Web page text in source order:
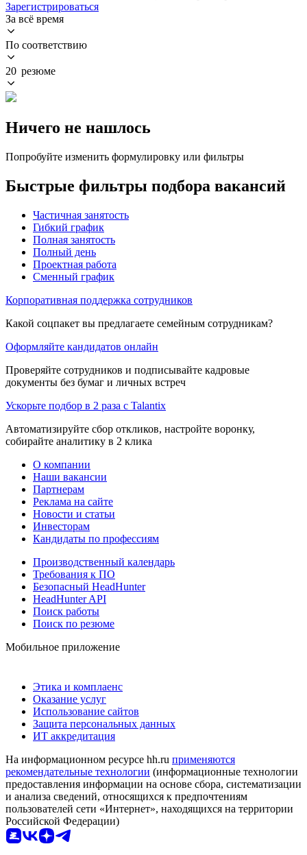
Зарегистрироваться
За всё время
По соответствию
20 резюме
Ничего не нашлось
Попробуйте изменить формулировку или фильтры
Быстрые фильтры подбора вакансий
Частичная занятость
Гибкий график
Полная занятость
Полный день
Проектная работа
Сменный график
Корпоративная поддержка сотрудников
Какой соцпакет вы предлагаете семейным сотрудникам?
Оформляйте кандидатов онлайн
Проверяйте сотрудников и подписывайте кадровые
документы без бумаг и личных встреч
Ускорьте подбор в 2 раза с Talantix
Автоматизируйте сбор откликов, настройте воронку,
собирайте аналитику в 2 клика
О компании
Наши вакансии
Партнерам
Реклама на сайте
Новости и статьи
Инвесторам
Кандидаты по профессиям
Производственный календарь
Требования к ПО
Безопасный HeadHunter
HeadHunter API
Поиск работы
Поиск по резюме
Мобильное приложение
Этика и комплаенс
Оказание услуг
Использование сайтов
Защита персональных данных
ИТ аккредитация
На информационном ресурсе hh.ru применяются
рекомендательные технологии (информационные технологии
предоставления информации на основе сбора, систематизации
и анализа сведений, относящихся к предпочтениям
пользователей сети «Интернет», находящихся на территории
Российской Федерации)